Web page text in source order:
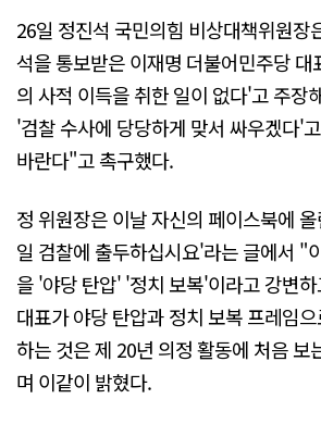
26일 정진석 국민의힘 비상대책위원장
석을 통보받은 이재명 더불어민주당
의 사적 이득을 취한 일이 없다'고 주장
'검찰 수사에 당당하게 맞서 싸우겠다'
바란다"고 촉구했다.
정 위원장은 이날 자신의 페이스북에
일 검찰에 출두하십시요'라는 글에서 "
을 '야당 탄압' '정치 보복'이라고 강변
대표가 야당 탄압과 정치 보복 프레임
하는 것은 제 20년 의정 활동에 처음
며 이같이 밝혔다.